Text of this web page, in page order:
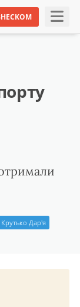
отримали
Крутько Дар'я